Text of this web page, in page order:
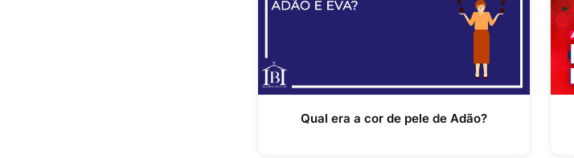
Qual era a cor de pele de Adão?